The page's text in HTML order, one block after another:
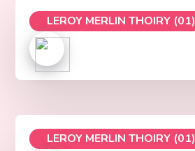
LEROY MERLIN THOIRY (01)
LEROY MERLIN THOIRY (01)